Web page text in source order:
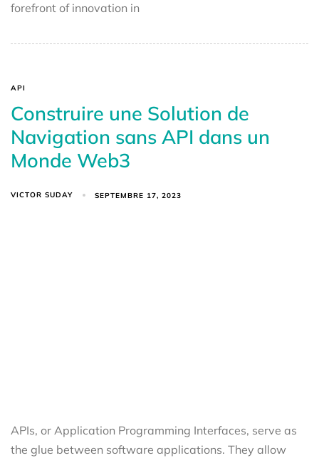
forefront of innovation in
API
Construire une Solution de
Navigation sans API dans un
Monde Web3
VICTOR SUDAY SEPTEMBRE 17, 2023
APIs, or Application Programming Interfaces, serve as
the glue between software applications. They allow